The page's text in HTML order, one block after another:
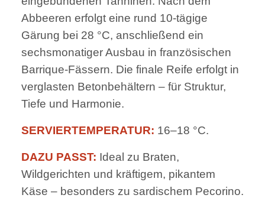
Abbeeren erfolgt eine rund 10-tägige
Gärung bei 28 °C, anschließend ein
sechsmonatiger Ausbau in französischen
Barrique-Fässern. Die finale Reife erfolgt in
verglasten Betonbehältern – für Struktur,
Tiefe und Harmonie.
SERVIERTEMPERATUR: 16–18 °C.
DAZU PASST: Ideal zu Braten,
Wildgerichten und kräftigem, pikantem
Käse – besonders zu sardischem Pecorino.